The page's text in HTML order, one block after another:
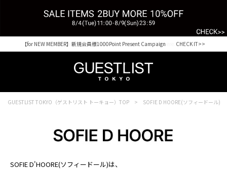
Shopping from outside Japan? Visit our Global Site here. >>
【for NEW MEMBER】新規会員様1000Point Present Campaign CHECK IT>>
GUESTLIST TOKYO（ゲストリスト トーキョー）TOP SOFIE D HOORE(ソフィードール)
SOFIE D'HOORE(ソフィードール)は、